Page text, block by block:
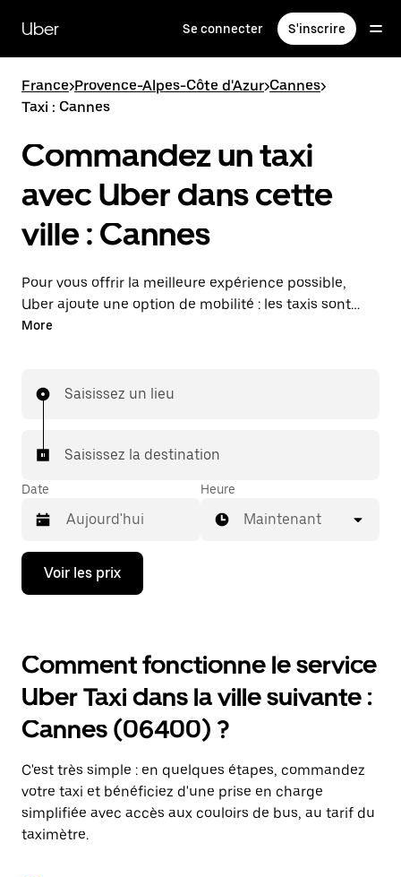
contenu
principal
Uber Se connecter S'inscrire
France>Provence-Alpes-Côte d'Azur>Cannes>
Taxi : Cannes
Commandez un taxi
avec Uber dans cette
ville : Cannes
Pour vous offrir la meilleure expérience possible,
Uber ajoute une option de mobilité : les taxis sont
maintenant disponibles dans l'application. Uber Taxi :
More
Saisissez un lieu
Saisissez la destination
Date
Appuyez
la
bas
pour
ouvrir
le
calendrier
et
une
date.
Appuyez
sur
la
Heure
Maintenant
Voir les prix
Comment fonctionne le service
Uber Taxi dans la ville suivante :
Cannes (06400) ?
C'est très simple : en quelques étapes, commandez
votre taxi et bénéficiez d'une prise en charge
simplifiée avec accès aux couloirs de bus, au tarif du
taximètre.